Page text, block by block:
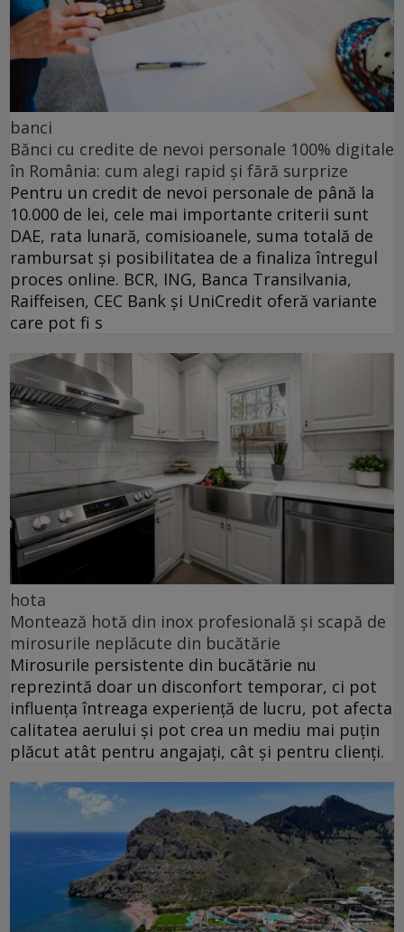
banci
Bănci cu credite de nevoi personale 100% digitale
în România: cum alegi rapid și fără surprize
Pentru un credit de nevoi personale de până la
10.000 de lei, cele mai importante criterii sunt
DAE, rata lunară, comisioanele, suma totală de
rambursat și posibilitatea de a finaliza întregul
proces online. BCR, ING, Banca Transilvania,
Raiffeisen, CEC Bank și UniCredit oferă variante
care pot fi s
hota
Montează hotă din inox profesională și scapă de
mirosurile neplăcute din bucătărie
Mirosurile persistente din bucătărie nu
reprezintă doar un disconfort temporar, ci pot
influența întreaga experiență de lucru, pot afecta
calitatea aerului și pot crea un mediu mai puțin
plăcut atât pentru angajați, cât și pentru clienți.